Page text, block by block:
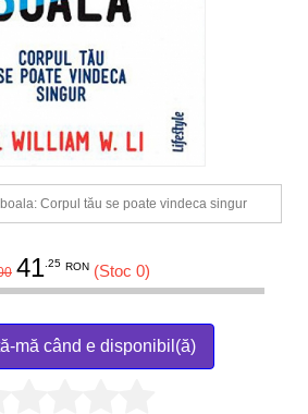
Corpul tău se poate vindeca singur
41.25 RON (Stoc 0)
mă când e disponibil(ă)